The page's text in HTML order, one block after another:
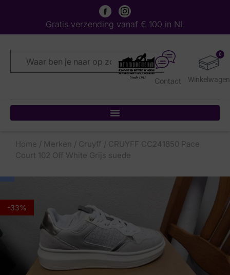
Gratis verzending vanaf € 100 in NL
0
Contact
Home / Merken / Cruyff / CRUYFF CC241850 Pace
Court 102 Off White Grijs suede
-33%